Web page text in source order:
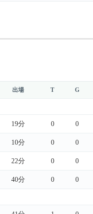
出場 T G
19分 0 0
10分 0 0
22分 0 0
40分 0 0